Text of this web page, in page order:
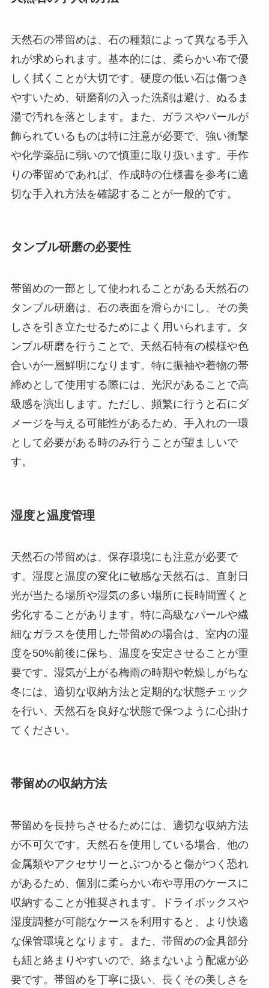
天然石の帯留めは、石の種類によって異なる手入
れが求められます。基本的には、柔らかい布で優
しく拭くことが大切です。硬度の低い石は傷つき
やすいため、研磨剤の入った洗剤は避け、ぬるま
湯で汚れを落とします。また、ガラスやパールが
飾られているものは特に注意が必要で、強い衝撃
や化学薬品に弱いので慎重に取り扱います。手作
りの帯留めであれば、作成時の仕様書を参考に適
切な手入れ方法を確認することが一般的です。
タンブル研磨の必要性
帯留めの一部として使われることがある天然石の
タンブル研磨は、石の表面を滑らかにし、その美
しさを引き立たせるためによく用いられます。タ
ンブル研磨を行うことで、天然石特有の模様や色
合いが一層鮮明になります。特に振袖や着物の帯
締めとして使用する際には、光沢があることで高
級感を演出します。ただし、頻繁に行うと石にダ
メージを与える可能性があるため、手入れの一環
として必要がある時のみ行うことが望ましいで
す。
湿度と温度管理
天然石の帯留めは、保存環境にも注意が必要で
す。湿度と温度の変化に敏感な天然石は、直射日
光が当たる場所や湿気の多い場所に長時間置くと
劣化することがあります。特に高級なパールや繊
細なガラスを使用した帯留めの場合は、室内の湿
度を50%前後に保ち、温度を安定させることが重
要です。湿気が上がる梅雨の時期や乾燥しがちな
冬には、適切な収納方法と定期的な状態チェック
を行い、天然石を良好な状態で保つように心掛け
てください。
帯留めの収納方法
帯留めを長持ちさせるためには、適切な収納方法
が不可欠です。天然石を使用している場合、他の
金属類やアクセサリーとぶつかると傷がつく恐れ
があるため、個別に柔らかい布や専用のケースに
収納することが推奨されます。ドライボックスや
湿度調整が可能なケースを利用すると、より快適
な保管環境となります。また、帯留めの金具部分
も紐と絡まりやすいので、絡まないよう配慮が必
要です。帯留めを丁寧に扱い、長くその美しさを